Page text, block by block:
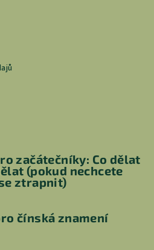
začátečníky: Co dělat
(pokud nechcete
ztrapnit)
čínská znamení